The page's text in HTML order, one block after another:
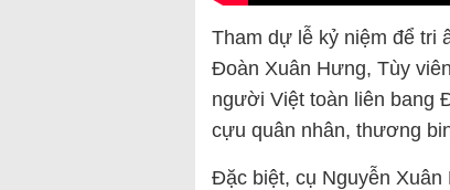
Tham dự lễ kỷ niệm để
Đoàn Xuân Hưng, Tùy
người Việt toàn liên bang
cựu quân nhân, thương
Đặc biệt, cụ Nguyễn Xuân